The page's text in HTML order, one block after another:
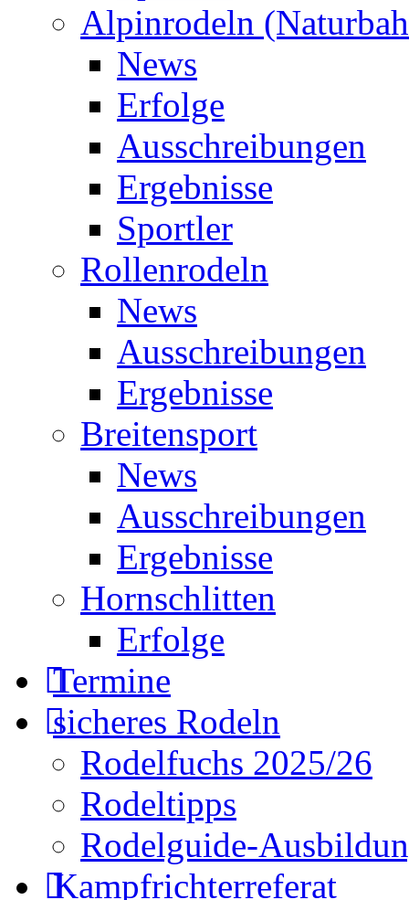
Alpinrodeln
News
Erfolge
Ausschreibungen
Ergebnisse
Sportler
Rollenrodeln
News
Ausschreibungen
Ergebnisse
Breitensport
News
Ausschreibungen
Ergebnisse
Hornschlitten
Erfolge
Termine
sicheres Rodeln
Rodelfuchs 2025/26
Rodeltipps
Rodelguide-
Kampfrichterreferat